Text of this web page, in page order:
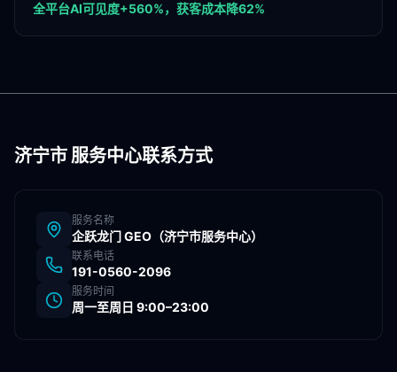
全平台AI可见度+560%，获客成本降62%
济宁市服务中心联系方式
服务名称
企跃龙门 GEO（济宁市服务中心）
联系电话
191-0560-2096
服务时间
周一至周日 9:00–23:00